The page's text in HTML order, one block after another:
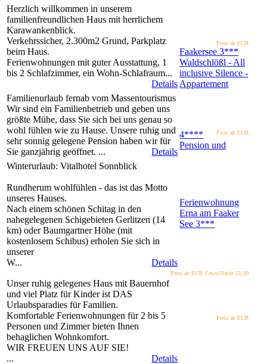
Herzlich willkommen in unserem
familienfreundlichen Haus mit herrlichem
Karawankenblick.
Verkehrssicher, 2.300m2 Grund, Parkplatz
beim Haus.
Ferienwohnungen mit guter Ausstattung, 1
bis 2 Schlafzimmer, ein Wohn-Schlafraum...
Details
Preis ab EUR
Familienurlaub fernab vom Massentourismus
Wir sind ein Familienbetrieb und geben uns
größte Mühe, dass Sie sich bei uns genau so
wohl fühlen wie zu Hause. Unsere ruhig und
sehr sonnig gelegene Pension haben wir für
Sie ganzjährig geöffnet. ...
Details
Preis ab EUR
Winterurlaub: Vitalhotel Sonnblick
Rundherum wohlfühlen - das ist das Motto
unseres Hauses.
Nach einem schönen Schitag in den
nahegelegenen Schigebieten Gerlitzen (14
km) oder Baumgartner Höhe (mit
kostenlosem Schibus) erholen Sie sich in
unserer
W...
Details
Preis ab EURFewo/Nacht 55,00
Unser ruhig gelegenes Haus mit Bauernhof
und viel Platz für Kinder ist DAS
Urlaubsparadies für Familien.
Komfortable Ferienwohnungen für 2 bis 5
Personen und Zimmer bieten Ihnen
behaglichen Wohnkomfort.
WIR FREUEN UNS AUF SIE!
...
Details
Faakersee3***
Preis ab EUR
Waldschlößl - All
inclusive Silence -
Appartement
4****
Pension und
Ferienwohnung
Erna am Faaker
See3***